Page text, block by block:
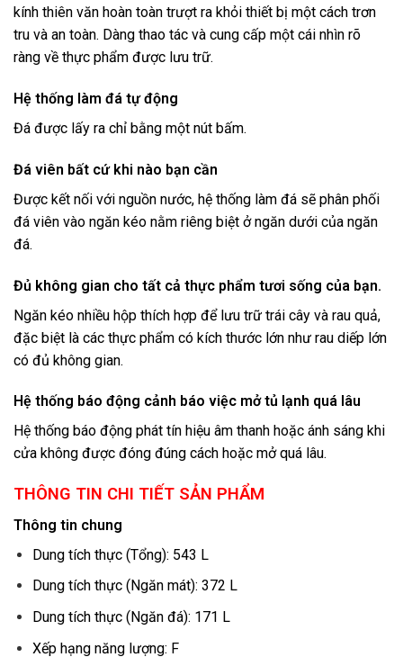
kính thiên văn hoàn toàn trượt ra khỏi thiết bị một cách trơn
tru và an toàn. Dàng thao tác và cung cấp một cái nhìn rõ
ràng về thực phẩm được lưu trữ.
Hệ thống làm đá tự động
Đá được lấy ra chỉ bằng một nút bấm.
Đá viên bất cứ khi nào bạn cần
Được kết nối với nguồn nước, hệ thống làm đá sẽ phân phối
đá viên vào ngăn kéo nằm riêng biệt ở ngăn dưới của ngăn
đá.
Đủ không gian cho tất cả thực phẩm tươi sống của bạn.
Ngăn kéo nhiều hộp thích hợp để lưu trữ trái cây và rau quả,
đặc biệt là các thực phẩm có kích thước lớn như rau diếp lớn
có đủ không gian.
Hệ thống báo động cảnh báo việc mở tủ lạnh quá lâu
Hệ thống báo động phát tín hiệu âm thanh hoặc ánh sáng khi
cửa không được đóng đúng cách hoặc mở quá lâu.
THÔNG TIN CHI TIẾT SẢN PHẨM
Thông tin chung
Dung tích thực (Tổng): 543 L
Dung tích thực (Ngăn mát): 372 L
Dung tích thực (Ngăn đá): 171 L
Xếp hạng năng lượng: F